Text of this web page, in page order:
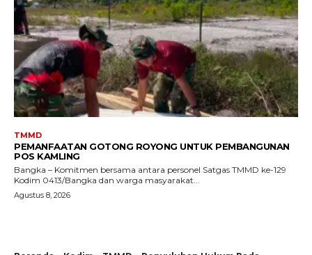
TMMD
PEMANFAATAN GOTONG ROYONG UNTUK PEMBANGUNAN
POS KAMLING
Bangka – Komitmen bersama antara personel Satgas TMMD ke-129
Kodim 0413/Bangka dan warga masyarakat...
Agustus 8, 2026